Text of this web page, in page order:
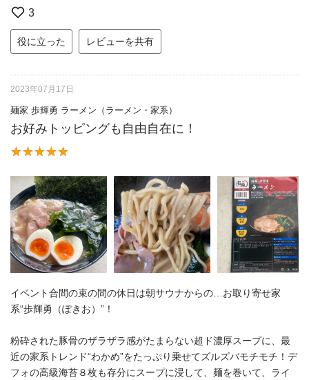
3
役に立った レビューを共有
2023年07月17日
麺家 歩輝勇 ラーメン（ラーメン・家系）
お好みトッピングも自由自在に！
イベント合間の束の間の休日は朝サウナからの…お取り寄せ家
系“歩輝勇（ぽきお）”！
粉砕された豚骨のザラザラ感がたまらない超ド濃厚スープに、最
近の家系トレンド“わかめ”をたっぷり乗せてズルズバモチモチ！デ
フォの高級海苔８枚も存分にスープに浸して、麺を巻いて、ライ